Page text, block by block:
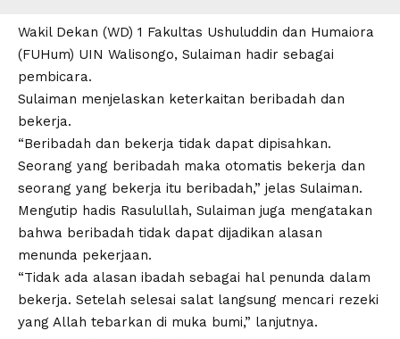
Wakil Dekan (WD) 1 Fakultas Ushuluddin dan Humaiora
(FUHum) UIN Walisongo, Sulaiman hadir sebagai
pembicara.
Sulaiman menjelaskan keterkaitan beribadah dan
bekerja.
“Beribadah dan bekerja tidak dapat dipisahkan.
Seorang yang beribadah maka otomatis bekerja dan
seorang yang bekerja itu beribadah,” jelas Sulaiman.
Mengutip hadis Rasulullah, Sulaiman juga mengatakan
bahwa beribadah tidak dapat dijadikan alasan
menunda pekerjaan.
“Tidak ada alasan ibadah sebagai hal penunda dalam
bekerja. Setelah selesai salat langsung mencari rezeki
yang Allah tebarkan di muka bumi,” lanjutnya.